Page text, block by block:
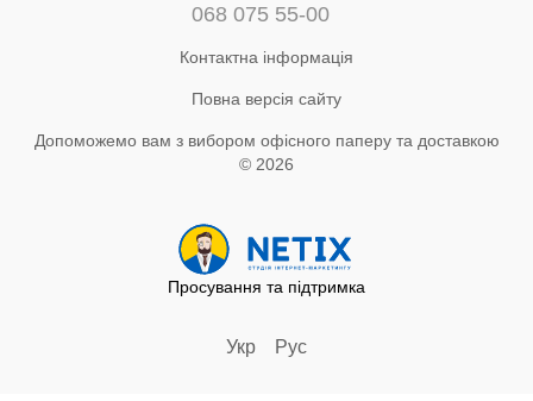
068 075 55-00
Контактна інформація
Повна версія сайту
Допоможемо вам з вибором офісного паперу та доставкою
© 2026
Просування та підтримка
Укр Рус